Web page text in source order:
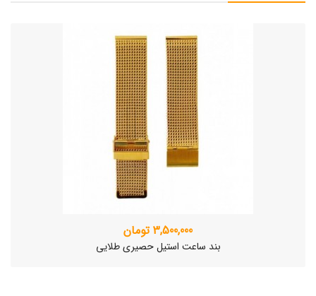
3,500,000 تومان
بند ساعت استیل حصیری طلایی